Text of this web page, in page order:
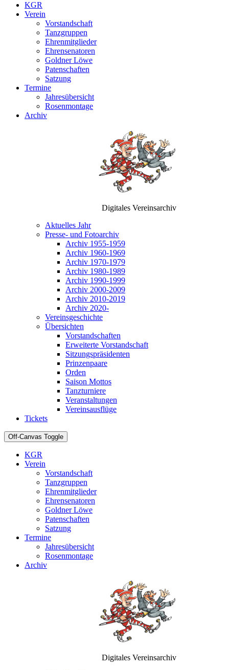
KGR
Verein
Vorstandschaft
Tanzgruppen
Ehrenmitglieder
Ehrensenatoren
Goldner Löwe
Patenschaften
Satzung
Termine
Jahresübersicht
Rosenmontage
Archiv
Digitales Vereinsarchiv
Aktuelles Jahr
Presse- und Fotoarchiv
Archiv 1955-1959
Archiv 1960-1969
Archiv 1970-1979
Archiv 1980-1989
Archiv 1990-1999
Archiv 2000-2009
Archiv 2010-2019
Archiv 2020-
Vereinsgeschichte
Übersichten
Vorstandschaften
Erweiterte Vorstandschaft
Sitzungspräsidenten
Prinzenpaare
Orden
Saison Mottos
Tanzturniere
Veranstaltungen
Vereinsausflüge
Tickets
Off-Canvas Toggle
KGR
Verein
Vorstandschaft
Tanzgruppen
Ehrenmitglieder
Ehrensenatoren
Goldner Löwe
Patenschaften
Satzung
Termine
Jahresübersicht
Rosenmontage
Archiv
Digitales Vereinsarchiv